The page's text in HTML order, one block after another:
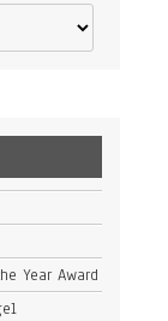
Year Award